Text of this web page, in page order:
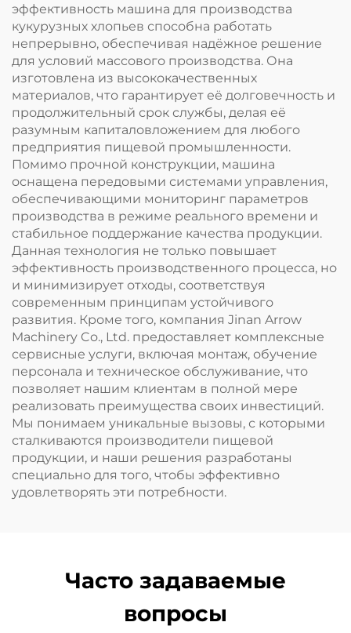
эффективность машина для производства
кукурузных хлопьев способна работать
непрерывно, обеспечивая надёжное решение
для условий массового производства. Она
изготовлена из высококачественных
материалов, что гарантирует её долговечность и
продолжительный срок службы, делая её
разумным капиталовложением для любого
предприятия пищевой промышленности.
Помимо прочной конструкции, машина
оснащена передовыми системами управления,
обеспечивающими мониторинг параметров
производства в режиме реального времени и
стабильное поддержание качества продукции.
Данная технология не только повышает
эффективность производственного процесса, но
и минимизирует отходы, соответствуя
современным принципам устойчивого
развития. Кроме того, компания Jinan Arrow
Machinery Co., Ltd. предоставляет комплексные
сервисные услуги, включая монтаж, обучение
персонала и техническое обслуживание, что
позволяет нашим клиентам в полной мере
реализовать преимущества своих инвестиций.
Мы понимаем уникальные вызовы, с которыми
сталкиваются производители пищевой
продукции, и наши решения разработаны
специально для того, чтобы эффективно
удовлетворять эти потребности.
Часто задаваемые
вопросы